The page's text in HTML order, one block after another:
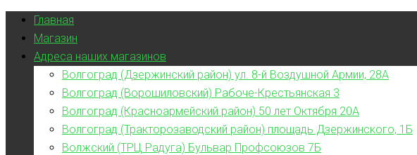
Главная
Магазин
Адреса наших магазинов
Волгоград (Дзержинский район) ул. 8-й Воздушной Армии, 28А
Волгоград (Ворошиловский) Рабоче-Крестьянская 3
Волгоград (Красноармейский район) 50 лет Октября 20А
Волгоград (Тракторозаводский район) площадь Дзержинского, 1Б
Волжский (ТРЦ Радуга) Бульвар Профсоюзов 7Б